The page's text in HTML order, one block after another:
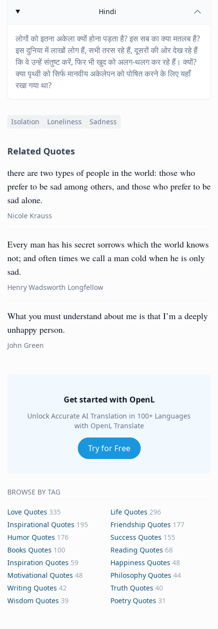
Hindi
लोगों को इतना अकेला क्यों होना पड़ता है? इस सब का क्या मतलब है?
इस दुनिया में लाखों लोग हैं, सभी तरस रहे हैं, दूसरों की ओर देख रहे हैं
कि वे उन्हें संतुष्ट करें, फिर भी खुद को अलग-थलग कर रहे हैं। क्यों?
क्या पृथ्वी को सिर्फ मानवीय अकेलेपन को पोषित करने के लिए यहाँ
रखा गया था?
Isolation Loneliness Sadness
Related Quotes
there are two types of people in the world: those who
prefer to be sad among others, and those who prefer to be
sad alone.
Nicole Krauss
Every man has his secret sorrows which the world knows
not; and often times we call a man cold when he is only
sad.
Henry Wadsworth Longfellow
What you must understand about me is that I’m a deeply
unhappy person.
John Green
Get started with OpenL
Unlock Accurate AI Translation in 100+ Languages
with OpenL Translate
Try for Free
BROWSE BY TAG
Love Quotes 335 Life Quotes 296
Inspirational Quotes 195 Friendship Quotes 177
Humor Quotes 176 Success Quotes 155
Books Quotes 100 Reading Quotes 68
Inspiration Quotes 59 Happiness Quotes 48
Motivational Quotes 48 Philosophy Quotes 44
Writing Quotes 42 Truth Quotes 40
Wisdom Quotes 39 Poetry Quotes 31